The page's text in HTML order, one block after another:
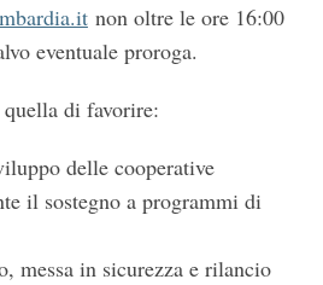
non oltre le ore 16:00
eventuale proroga.
quella di favorire:
delle cooperative
il sostegno a programmi di
messa in sicurezza e rilancio